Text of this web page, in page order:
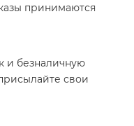
принимаются
и безналичную
свои